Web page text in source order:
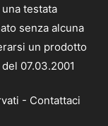
testata
senza alcuna
un prodotto
07.03.2001
- Contattaci